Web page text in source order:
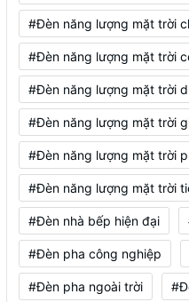
#Đèn năng lượng mặt trời
#Đèn năng lượng mặt trời
#Đèn năng lượng mặt trời
#Đèn năng lượng mặt trời
#Đèn năng lượng mặt trời
#Đèn năng lượng mặt trời
#Đèn nhà bếp hiện đại
#Đèn pha công nghiệp
#Đèn pha ngoài trời